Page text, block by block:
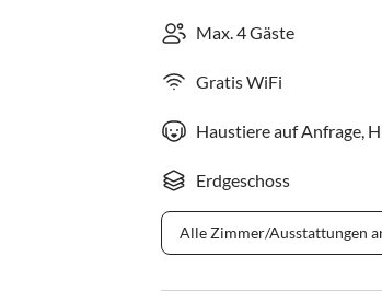
Max. 4 Gäste
Gratis WiFi
Haustiere auf Anfrage,
Erdgeschoss
Alle Zimmer/Ausstattungen